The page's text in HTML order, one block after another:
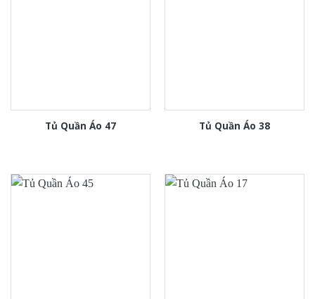
Tủ Quần Áo 47 Tủ Quần Áo 38